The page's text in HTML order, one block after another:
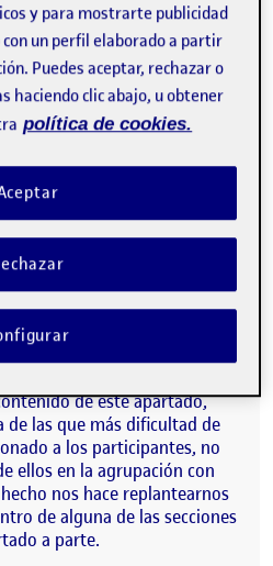
exposiciones/eventos” y
“Momentos clave de la
“Configuración”, “Me
tarjetas se quedan al
principales según la
organizar a los
de este apartado,
las que más dificultad de
a los participantes, no
ellos en la agrupación con
nos hace replantearnos
de alguna de las secciones
a parte.
y para mostrarte publicidad
un perfil elaborado a partir
Puedes aceptar, rechazar o
haciendo clic abajo, u obtener
política de cookies.